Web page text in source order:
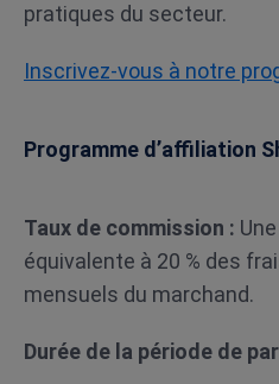
pratiques du secteur.
Inscrivez-vous à notre
Programme d’affiliation
Taux de commission :
équivalente à 20 % des
mensuels du marchand.
Durée de la période de